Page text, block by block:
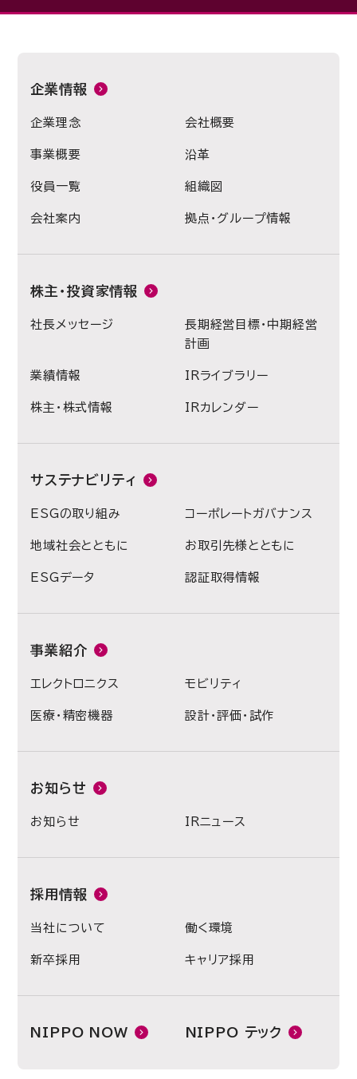
企業情報
企業理念 会社概要
事業概要 沿革
役員一覧 組織図
会社案内 拠点・グループ情報
株主・投資家情報
社長メッセージ
長期経営目標・中期経営
計画
業績情報 IRライブラリー
株主・株式情報 IRカレンダー
サステナビリティ
ESGの取り組み コーポレートガバナンス
地域社会とともに お取引先様とともに
ESGデータ 認証取得情報
事業紹介
エレクトロニクス モビリティ
医療・精密機器 設計・評価・試作
お知らせ
お知らせ IRニュース
採用情報
当社について 働く環境
新卒採用 キャリア採用
NIPPO NOW NIPPO テック